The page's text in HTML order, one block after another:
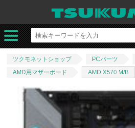
ツクモネットショップ PCパーツ
AMD用マザーボード
AMD X570 M/B